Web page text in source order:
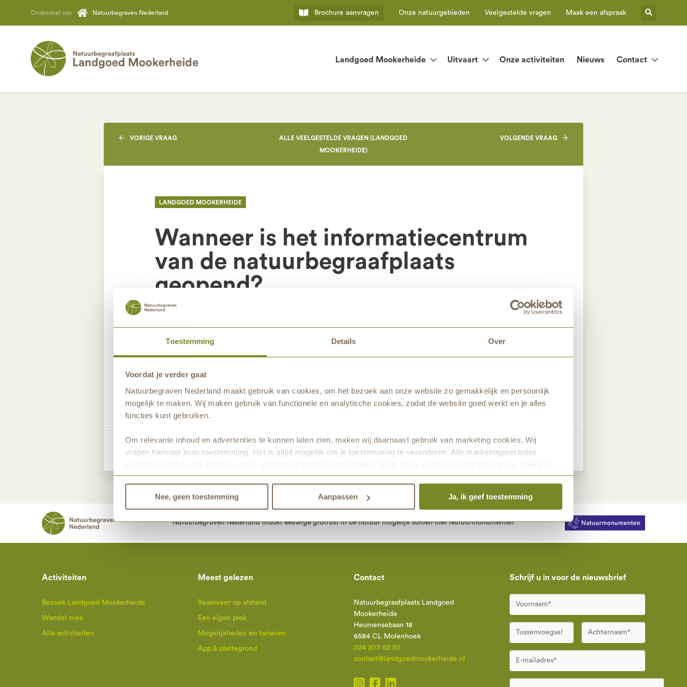
Toestemming Details Over
Voordat je verder gaat
Natuurbegraven Nederland maakt gebruik van cookies, om het bezoek aan onze website zo gemakkelijk en persoonlijk
mogelijk te maken. Wij maken gebruik van functionele en analytische cookies, zodat de website goed werkt en je alles
functies kunt gebruiken.
Om relevante inhoud en advertenties te kunnen laten zien, maken wij daarnaast gebruik van marketing cookies. Wij
vragen hiervoor jouw toestemming. Het is altijd mogelijk om je toestemming te veranderen. Alle marketingprestaties
worden geanalyseerd, zodat we onze gasten nog beter kunnen helpen. Wil je meer weten over het gebruik van cookies?
Bekijk dan de andere tabbladen.
Nee, geen toestemming Aanpassen Ja, ik geef toestemming
Landgoed Mookerheide Uitvaart Onze activiteiten Nieuws Contact
Onderdeel van Natuurbegraven Nederland Brochure aanvragen Onze natuurgebieden Veelgestelde vragen Maak een afspraak
VORIGE VRAAG
ALLE VEELGESTELDE VRAGEN (LANDGOED
MOOKERHEIDE)
VOLGENDEVRAAG
LANDGOED MOOKERHEIDE
Wanneer is het informatiecentrum
van de natuurbegraafplaats
geopend?
Deel dit antwoord Nieuwsbrief aanmelden
Natuurbegraven Nederlandmaakt eeuwige grafrust in de natuur mogelijk samen metNatuurmonumenten
Activiteiten
Bezoek Landgoed Mookerheide
Wandel mee
Alle activiteiten
Meest gelezen
Reserveer op afstand
Een eigen plek
Mogelijkheden en tarieven
App & plattegrond
Contact
Natuurbegraafplaats Landgoed
Mookerheide
Heumensebaan 18
6584 CL Molenhoek
024 203 62 30
contact@landgoedmookerheide.nl
Schrijf u in voor de nieuwsbrief